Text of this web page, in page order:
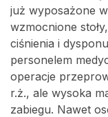
już wyposażone
wzmocnione
ciśnienia i
personelem
operacje
r.ż., ale wysoka
zabiegu. Nawet